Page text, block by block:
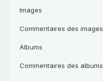
Images
Commentaires des images
Albums
Commentaires des albums